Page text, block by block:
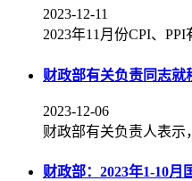
2023-12-11
2023年11月份CPI、PPI
财政部有关负责同志就
2023-12-06
财政部有关负责人表示
财政部：2023年1-10月